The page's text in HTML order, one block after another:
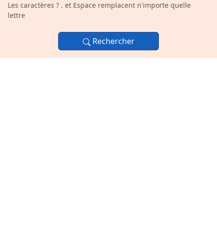
Les caractères ? . et Espace remplacent n'importe quelle
lettre
Rechercher